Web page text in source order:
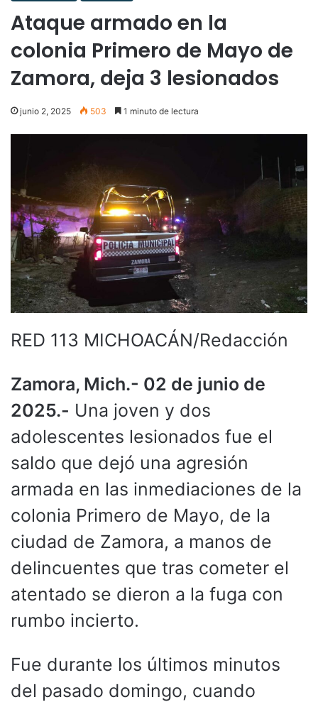
Ataque armado en la
colonia Primero de Mayo de
Zamora, deja 3 lesionados
junio 2, 2025 503 1 minuto de lectura
RED 113 MICHOACÁN/Redacción
Zamora, Mich.- 02 de junio de
2025.- Una joven y dos
adolescentes lesionados fue el
saldo que dejó una agresión
armada en las inmediaciones de la
colonia Primero de Mayo, de la
ciudad de Zamora, a manos de
delincuentes que tras cometer el
atentado se dieron a la fuga con
rumbo incierto.
Fue durante los últimos minutos
del pasado domingo, cuando